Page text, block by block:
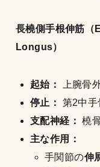
長橈側手根伸筋
Longus）
起始：
上腕骨
停止：
第2中手
支配神経： 橈
主な作用：
手関節の伸